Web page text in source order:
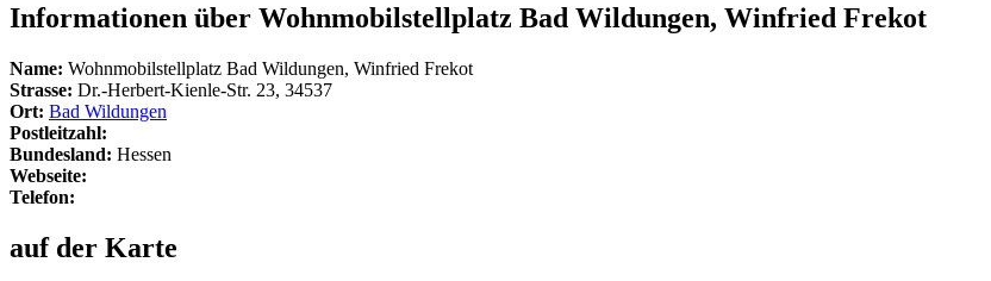
Informationen über Wohnmobilstellplatz Bad Wildungen, Winfried Frekot
Name: Wohnmobilstellplatz Bad Wildungen, Winfried Frekot
Strasse: Dr.-Herbert-Kienle-Str. 23, 34537
Ort: Bad Wildungen
Postleitzahl:
Bundesland: Hessen
Webseite:
Telefon:
auf der Karte